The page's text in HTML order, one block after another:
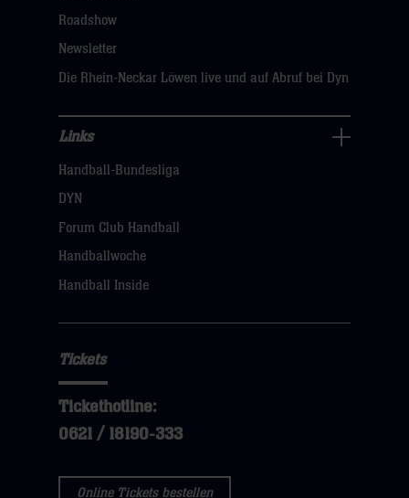
hier
Roadshow
Newsletter
Die Rhein-Neckar Löwen live und auf Abruf bei Dyn
Navigation
öffnen,
dann
klicken
Links
Handball-Bundesliga
DYN
Forum Club Handball
Handballwoche
Handball Inside
Tickets
Tickethotline:
0621 / 18190-333
Online Tickets bestellen